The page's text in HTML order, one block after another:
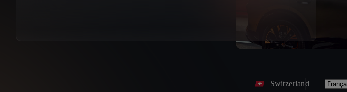
Switzerland